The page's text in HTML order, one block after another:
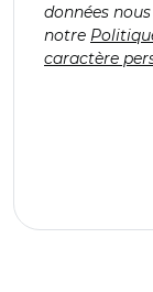
données
notre
caractère